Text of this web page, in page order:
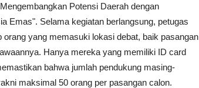
Potensi Daerah dengan
Emas". Selama kegiatan berlangsung, petugas
yang memasuki lokasi debat, baik pasangan
Hanya mereka yang memiliki ID card
bahwa jumlah pendukung masing-
maksimal 50 orang per pasangan calon.